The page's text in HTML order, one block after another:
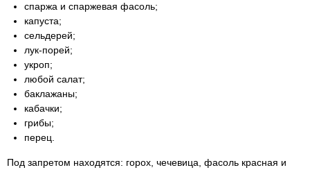
спаржа и спаржевая фасоль;
капуста;
сельдерей;
лук-порей;
укроп;
любой салат;
баклажаны;
кабачки;
грибы;
перец.
Под запретом находятся: горох, чечевица, фасоль красная и